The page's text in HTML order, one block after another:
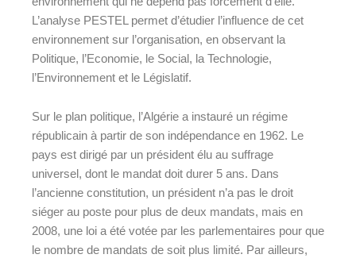
L’analyse PESTEL permet d’étudier l’influence de cet
environnement sur l’organisation, en observant la
Politique, l’Economie, le Social, la Technologie,
l’Environnement et le Législatif.
Sur le plan politique, l’Algérie a instauré un régime
républicain à partir de son indépendance en 1962. Le
pays est dirigé par un président élu au suffrage
universel, dont le mandat doit durer 5 ans. Dans
l’ancienne constitution, un président n’a pas le droit
siéger au poste pour plus de deux mandats, mais en
2008, une loi a été votée par les parlementaires pour que
le nombre de mandats de soit plus limité. Par ailleurs,